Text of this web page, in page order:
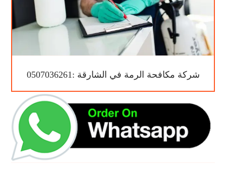
شركة مكافحة الرمة في الشارقة :0507036261